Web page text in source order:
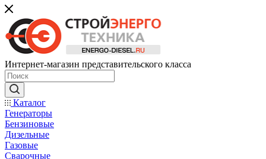
Интернет-магазин представительского класса
Каталог
Генераторы
Бензиновые
Дизельные
Газовые
Сварочные